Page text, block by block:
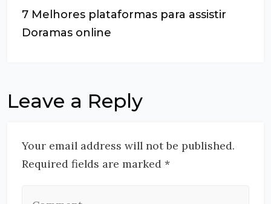
7 Melhores plataformas para assistir
Doramas online
Leave a Reply
Your email address will not be published.
Required fields are marked *